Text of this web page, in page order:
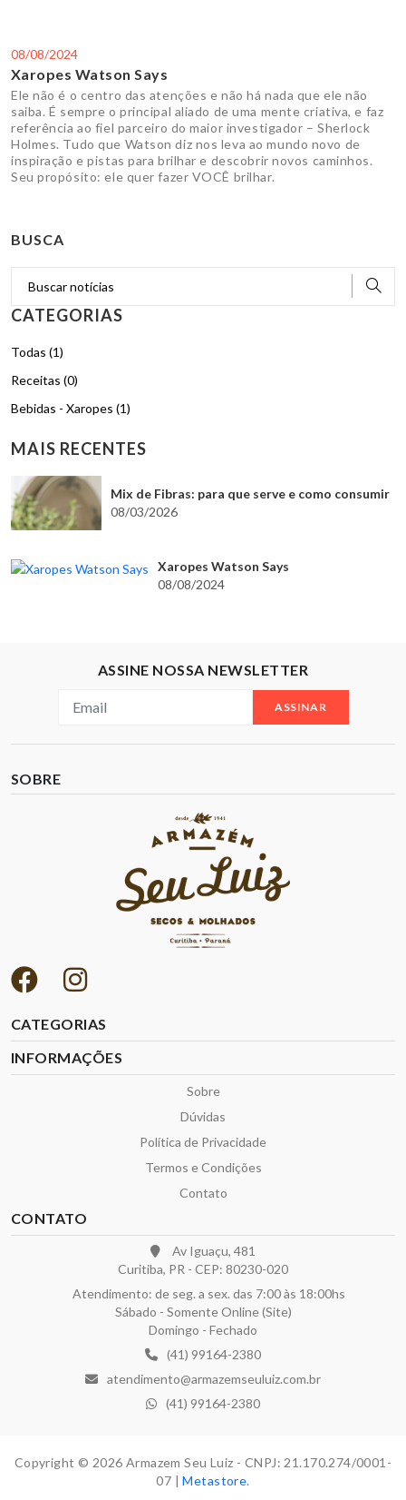
08/08/2024
Xaropes Watson Says
Ele não é o centro das atenções e não há nada que ele não
saiba. É sempre o principal aliado de uma mente criativa, e faz
referência ao fiel parceiro do maior investigador – Sherlock
Holmes. Tudo que Watson diz nos leva ao mundo novo de
inspiração e pistas para brilhar e descobrir novos caminhos.
Seu propósito: ele quer fazer VOCÊ brilhar.
BUSCA
CATEGORIAS
Todas (1)
Receitas (0)
Bebidas - Xaropes (1)
MAIS RECENTES
Mix de Fibras: para que serve e como consumir
08/03/2026
Xaropes Watson Says
08/08/2024
ASSINE NOSSA NEWSLETTER
ASSINAR
SOBRE
CATEGORIAS
INFORMAÇÕES
Sobre
Dúvidas
Política de Privacidade
Termos e Condições
Contato
CONTATO
Av Iguaçu, 481
Curitiba, PR - CEP: 80230-020
Atendimento: de seg. a sex. das 7:00 às 18:00hs
Sábado - Somente Online (Site)
Domingo - Fechado
(41) 99164-2380
atendimento@armazemseuluiz.com.br
(41) 99164-2380
Copyright © 2026 Armazem Seu Luiz - CNPJ: 21.170.274/0001-
07 |Metastore.